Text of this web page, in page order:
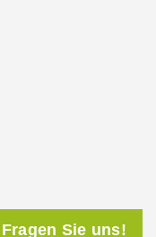
Sie uns!